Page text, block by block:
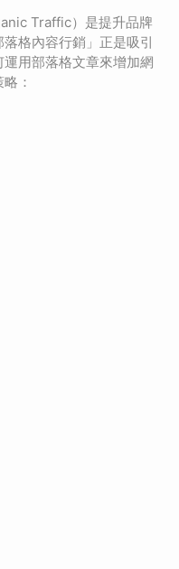
Traffic）是提升品牌
格內容行銷」正是吸引
用部落格文章來增加網
：